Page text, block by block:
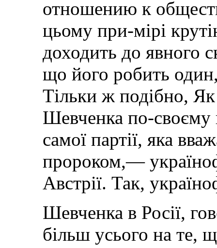
отношению к
цьому при-мірі
доходить до явного
що його робить
Тільки ж подібно,
Шевченка по-своєму
самої партії, яка
пророком,—
Австрії. Так,
Шевченка в Росії,
більш усього на те,